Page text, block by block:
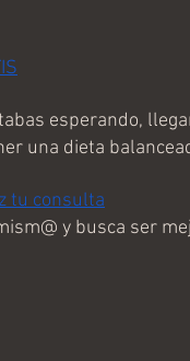
esperando,
una dieta
tu consulta
y busca ser